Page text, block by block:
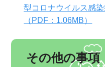
型コロナウイルス感
（PDF：1.06MB）
その他の事項